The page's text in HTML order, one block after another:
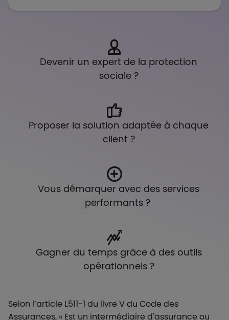
Devenir un expert de la protection
sociale ?
Proposer la solution adaptée à chaque
client ?
Vous démarquer avec des services
performants ?
Gagner du temps grâce à des outils
opérationnels ?
Selon l’article L511-1 du livre V du Code des
Assurances, « Est un intermédiaire d'assurance ou